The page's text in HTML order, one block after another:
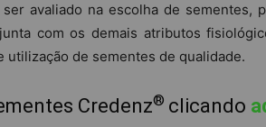
avaliado na escolha de sementes,
com os demais atributos
de sementes de qualidade.
Credenz®️ clicando